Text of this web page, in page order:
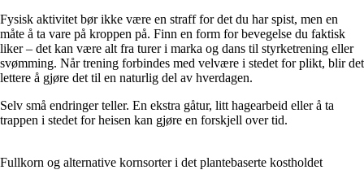
Fysisk aktivitet bør ikke være en straff for det du har spist, men en
måte å ta vare på kroppen på. Finn en form for bevegelse du faktisk
liker – det kan være alt fra turer i marka og dans til styrketrening eller
svømming. Når trening forbindes med velvære i stedet for plikt, blir det
lettere å gjøre det til en naturlig del av hverdagen.
Selv små endringer teller. En ekstra gåtur, litt hagearbeid eller å ta
trappen i stedet for heisen kan gjøre en forskjell over tid.
Fullkorn og alternative kornsorter i det plantebaserte kostholdet